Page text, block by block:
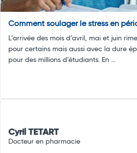
Comment soulager le stress en
L’arrivée des mois d’avril, mai et juin
pour certains mais aussi avec la dure
pour des millions d’étudiants. En ...
Cyril TETART
Docteur en pharmacie